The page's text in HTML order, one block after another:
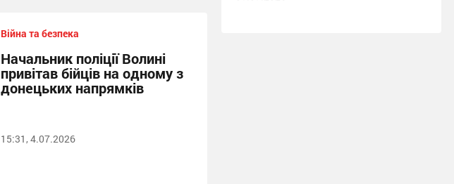
Війна та безпека
Начальник поліції Волині
привітав бійців на одному з
донецьких напрямків
15:31, 4.07.2026